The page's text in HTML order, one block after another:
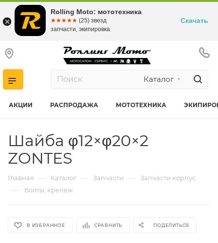
Каталог
АКЦИИ РАСПРОДАЖА МОТОТЕХНИКА
Шайба φ12×φ20×2
ZONTES
Главная — Каталог — Запчасти — Запчасти корпус
— Болты, крепеж
В ИЗБРАННОЕ СРАВНИТЬ ПОДЕЛИТЬСЯ
Rolling Moto: мототехника
☆☆☆☆☆
★★★★★ (25) звезд
запчасти, экипировка
Скачать